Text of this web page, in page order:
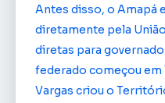
Antes disso, o Amapá
diretamente pela
diretas para
federado começou em
Vargas criou o